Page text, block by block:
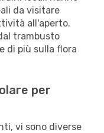
da visitare
all'aperto.
trambusto
di più sulla flora
per
vi sono diverse